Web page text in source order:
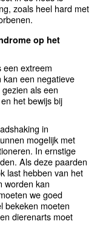
zoals heel hard met
op het
een extreem
een negatieve
als een
het bewijs bij
in
mogelijk met
In ernstige
Als deze paarden
last hebben van het
worden kan
we goed
bekeken moeten
dierenarts moet